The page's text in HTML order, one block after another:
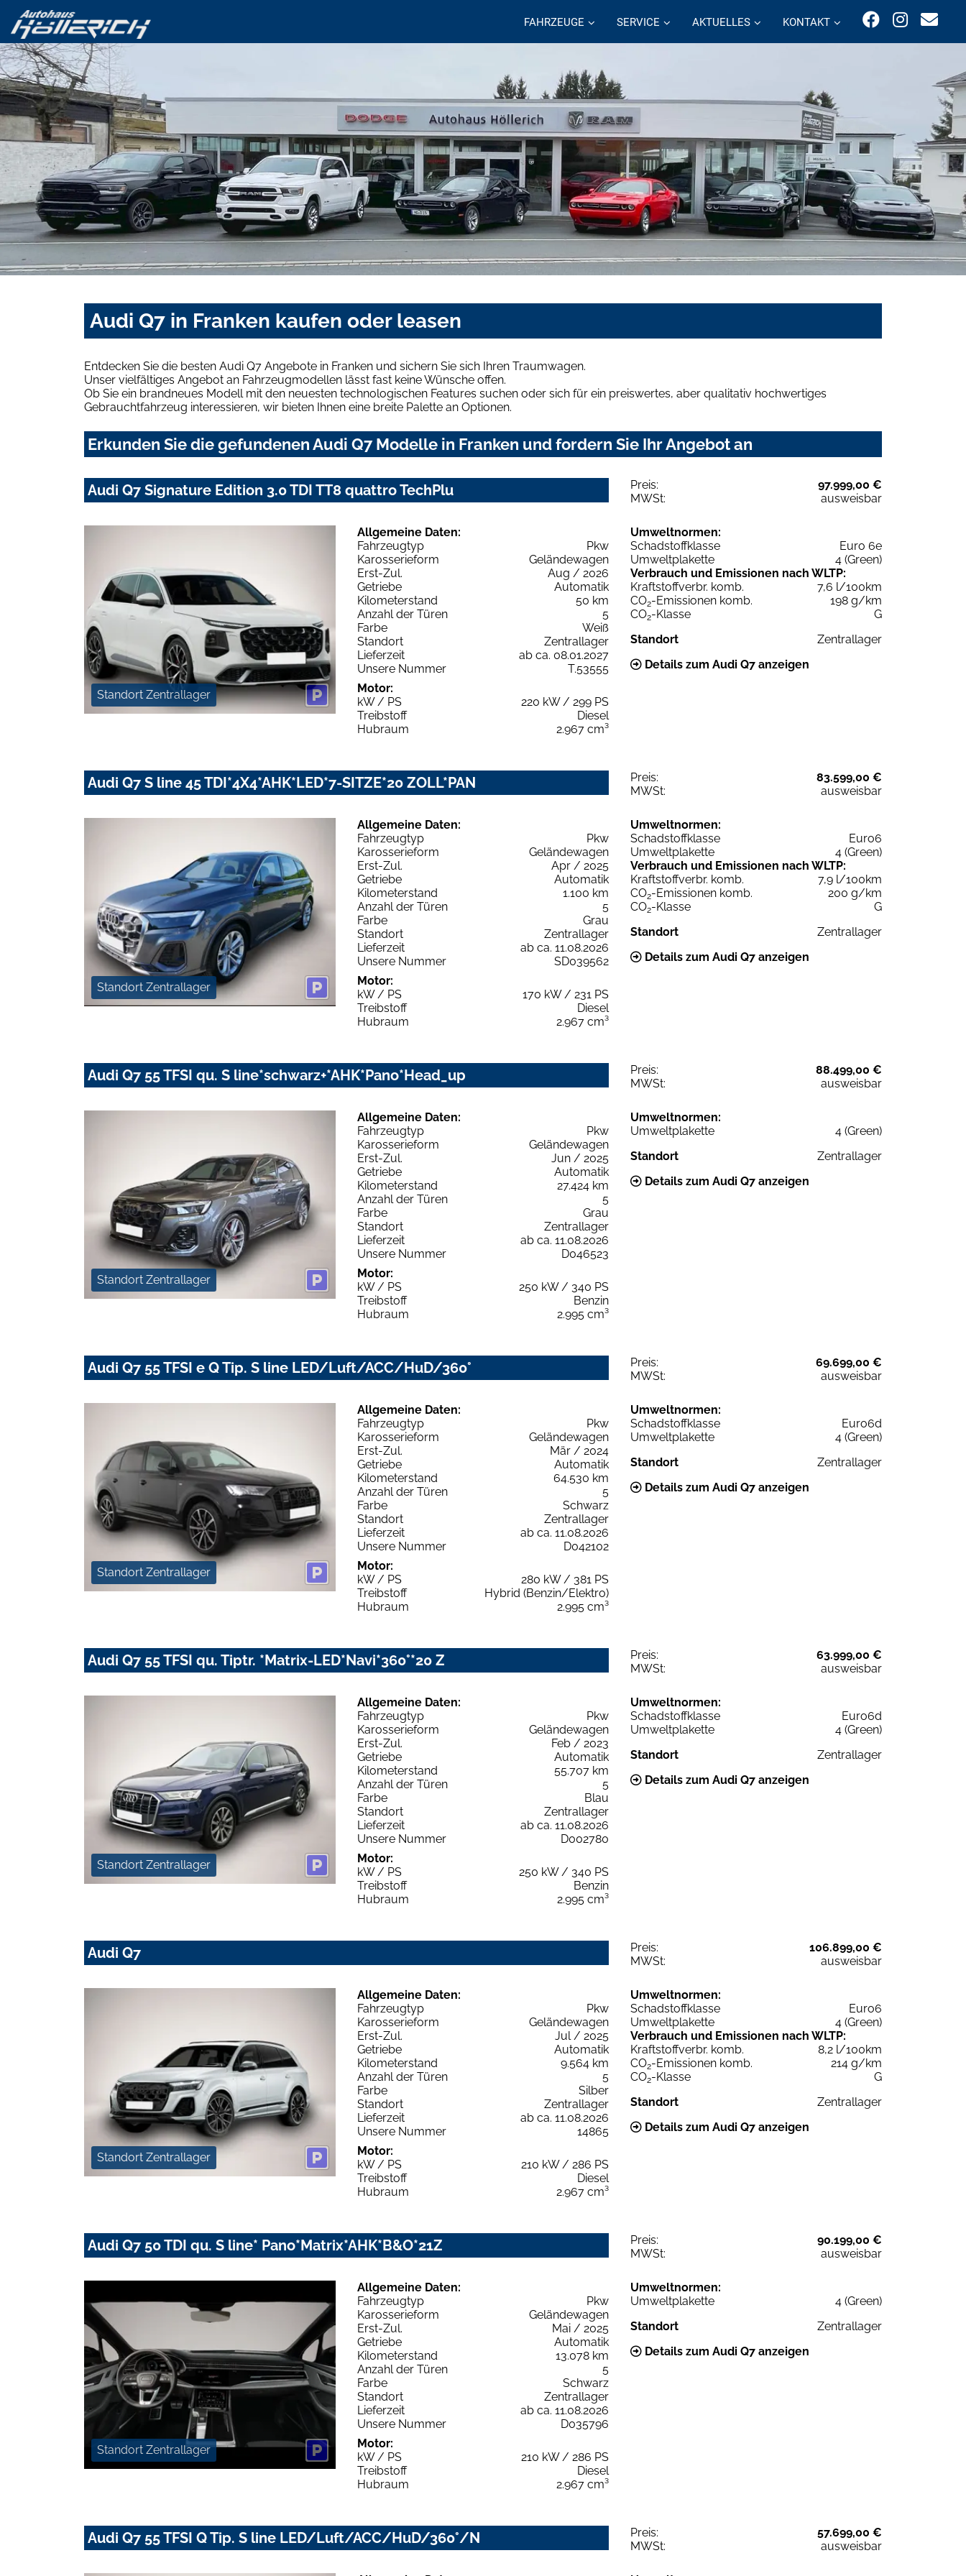
FAHRZEUGE SERVICE AKTUELLES KONTAKT
Audi Q7 in Franken kaufen oder leasen
Entdecken Sie die besten Audi Q7 Angebote in Franken und sichern Sie sich Ihren Traumwagen.
Unser vielfältiges Angebot an Fahrzeugmodellen lässt fast keine Wünsche offen.
Ob Sie ein brandneues Modell mit den neuesten technologischen Features suchen oder sich für ein preiswertes, aber qualitativ hochwertiges
Gebrauchtfahrzeug interessieren, wir bieten Ihnen eine breite Palette an Optionen.
Erkunden Sie die gefundenen Audi Q7 Modelle in Franken und fordern Sie Ihr Angebot an
Audi Q7 Signature Edition 3.0 TDI TT8 quattro TechPlu Preis:
97.999,00 €
MWSt:
ausweisbar
Standort Zentrallager
Allgemeine Daten:
Fahrzeugtyp
Pkw
Karosserieform
Geländewagen
Erst-Zul.
Aug / 2026
Getriebe
Automatik
Kilometerstand
50 km
Anzahl der Türen
5
Farbe
Weiß
Standort
Zentrallager
Lieferzeit
ab ca. 08.01.2027
Unsere Nummer
T.53555
Motor:
kW / PS
220 kW / 299 PS
Treibstoff
Diesel
Hubraum
2.967 cm³
Umweltnormen:
Schadstoffklasse
Euro 6e
Umweltplakette
4 (Green)
Verbrauch und Emissionen nach WLTP:
Kraftstoffverbr. komb.
7,6 l/100km
CO2-Emissionen komb.
198 g/km
CO2-Klasse
G
Standort
Zentrallager
Details zum Audi Q7 anzeigen
Audi Q7 S line 45 TDI*4X4*AHK*LED*7-SITZE*20 ZOLL*PAN Preis:
83.599,00 €
MWSt:
ausweisbar
Standort Zentrallager
Allgemeine Daten:
Fahrzeugtyp
Pkw
Karosserieform
Geländewagen
Erst-Zul.
Apr / 2025
Getriebe
Automatik
Kilometerstand
1.100 km
Anzahl der Türen
5
Farbe
Grau
Standort
Zentrallager
Lieferzeit
ab ca. 11.08.2026
Unsere Nummer
SD039562
Motor:
kW / PS
170 kW / 231 PS
Treibstoff
Diesel
Hubraum
2.967 cm³
Umweltnormen:
Schadstoffklasse
Euro6
Umweltplakette
4 (Green)
Verbrauch und Emissionen nach WLTP:
Kraftstoffverbr. komb.
7,9 l/100km
CO2-Emissionen komb.
200 g/km
CO2-Klasse
G
Standort
Zentrallager
Details zum Audi Q7 anzeigen
Audi Q7 55 TFSI qu. S line*schwarz+*AHK*Pano*Head_up Preis:
88.499,00 €
MWSt:
ausweisbar
Standort Zentrallager
Allgemeine Daten:
Fahrzeugtyp
Pkw
Karosserieform
Geländewagen
Erst-Zul.
Jun / 2025
Getriebe
Automatik
Kilometerstand
27.424 km
Anzahl der Türen
5
Farbe
Grau
Standort
Zentrallager
Lieferzeit
ab ca. 11.08.2026
Unsere Nummer
D046523
Motor:
kW / PS
250 kW / 340 PS
Treibstoff
Benzin
Hubraum
2.995 cm³
Umweltnormen:
Umweltplakette
4 (Green)
Standort
Zentrallager
Details zum Audi Q7 anzeigen
Audi Q7 55 TFSI e Q Tip. S line LED/Luft/ACC/HuD/360° Preis:
69.699,00 €
MWSt:
ausweisbar
Standort Zentrallager
Allgemeine Daten:
Fahrzeugtyp
Pkw
Karosserieform
Geländewagen
Erst-Zul.
Mär / 2024
Getriebe
Automatik
Kilometerstand
64.530 km
Anzahl der Türen
5
Farbe
Schwarz
Standort
Zentrallager
Lieferzeit
ab ca. 11.08.2026
Unsere Nummer
D042102
Motor:
kW / PS
280 kW / 381 PS
Treibstoff
Hybrid (Benzin/Elektro)
Hubraum
2.995 cm³
Umweltnormen:
Schadstoffklasse
Euro6d
Umweltplakette
4 (Green)
Standort
Zentrallager
Details zum Audi Q7 anzeigen
Audi Q7 55 TFSI qu. Tiptr. *Matrix-LED*Navi*360°*20 Z Preis:
63.999,00 €
MWSt:
ausweisbar
Standort Zentrallager
Allgemeine Daten:
Fahrzeugtyp
Pkw
Karosserieform
Geländewagen
Erst-Zul.
Feb / 2023
Getriebe
Automatik
Kilometerstand
55.707 km
Anzahl der Türen
5
Farbe
Blau
Standort
Zentrallager
Lieferzeit
ab ca. 11.08.2026
Unsere Nummer
D002780
Motor:
kW / PS
250 kW / 340 PS
Treibstoff
Benzin
Hubraum
2.995 cm³
Umweltnormen:
Schadstoffklasse
Euro6d
Umweltplakette
4 (Green)
Standort
Zentrallager
Details zum Audi Q7 anzeigen
Audi Q7 Preis:
106.899,00 €
MWSt:
ausweisbar
Standort Zentrallager
Allgemeine Daten:
Fahrzeugtyp
Pkw
Karosserieform
Geländewagen
Erst-Zul.
Jul / 2025
Getriebe
Automatik
Kilometerstand
9.564 km
Anzahl der Türen
5
Farbe
Silber
Standort
Zentrallager
Lieferzeit
ab ca. 11.08.2026
Unsere Nummer
14865
Motor:
kW / PS
210 kW / 286 PS
Treibstoff
Diesel
Hubraum
2.967 cm³
Umweltnormen:
Schadstoffklasse
Euro6
Umweltplakette
4 (Green)
Verbrauch und Emissionen nach WLTP:
Kraftstoffverbr. komb.
8,2 l/100km
CO2-Emissionen komb.
214 g/km
CO2-Klasse
G
Standort
Zentrallager
Details zum Audi Q7 anzeigen
Audi Q7 50 TDI qu. S line* Pano*Matrix*AHK*B&O*21Z Preis:
90.199,00 €
MWSt:
ausweisbar
Standort Zentrallager
Allgemeine Daten:
Fahrzeugtyp
Pkw
Karosserieform
Geländewagen
Erst-Zul.
Mai / 2025
Getriebe
Automatik
Kilometerstand
13.078 km
Anzahl der Türen
5
Farbe
Schwarz
Standort
Zentrallager
Lieferzeit
ab ca. 11.08.2026
Unsere Nummer
D035796
Motor:
kW / PS
210 kW / 286 PS
Treibstoff
Diesel
Hubraum
2.967 cm³
Umweltnormen:
Umweltplakette
4 (Green)
Standort
Zentrallager
Details zum Audi Q7 anzeigen
Audi Q7 55 TFSI Q Tip. S line LED/Luft/ACC/HuD/360°/N Preis:
57.699,00 €
MWSt:
ausweisbar